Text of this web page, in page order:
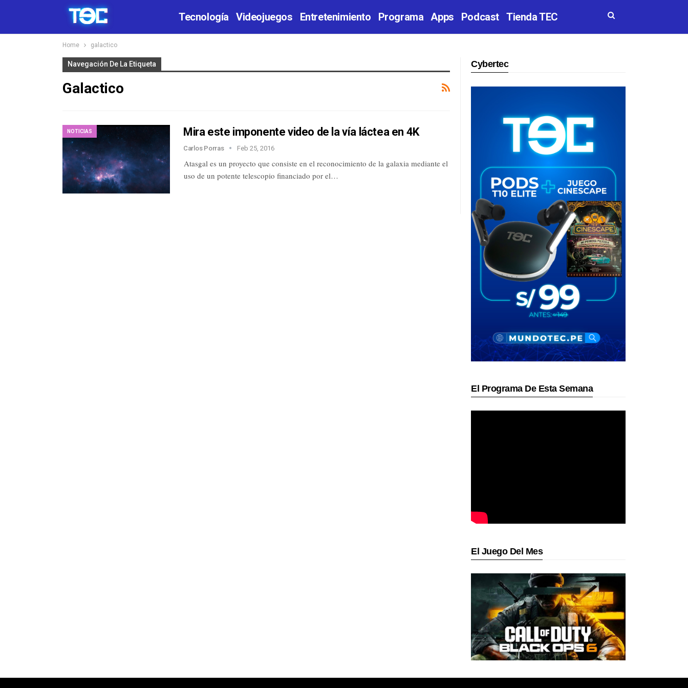
Tecnología Videojuegos Entretenimiento Programa Apps Podcast Tienda TEC
Home galactico
Navegación De La Etiqueta
Galactico
NOTICIAS Mira este imponente video de la vía láctea en 4K
Carlos Porras Feb 25, 2016
Atasgal es un proyecto que consiste en el reconocimiento de la galaxia mediante el
uso de un potente telescopio financiado por el…
Cybertec
El Programa De Esta Semana
El Juego Del Mes